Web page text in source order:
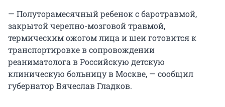
— Полуторамесячный ребенок с баротравмой,
закрытой черепно-мозговой травмой,
термическим ожогом лица и шеи готовится к
транспортировке в сопровождении
реаниматолога в Российскую детскую
клиническую больницу в Москве, — сообщил
губернатор Вячеслав Гладков.